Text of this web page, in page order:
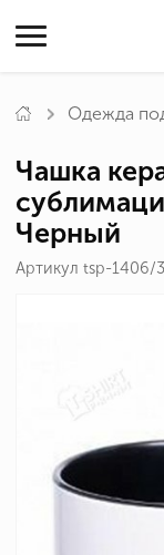
Одежда
Чашка
Черный
Артикул tsp-1406/